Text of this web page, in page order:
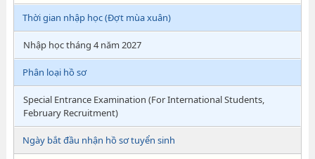
Thời gian nhập học (Đợt mùa xuân)
Nhập học tháng 4 năm 2027
Phân loại hồ sơ
Special Entrance Examination (For International Students,
February Recruitment)
Ngày bắt đầu nhận hồ sơ tuyển sinh